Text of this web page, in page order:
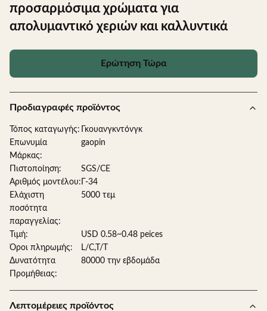
προσαρμόσιμα χρώματα για
απολυμαντικό χεριών και καλλυντικά
Ερώτηση Τώρα
Προδιαγραφές προϊόντος
Τόπος καταγωγής:
Γκουανγκντόνγκ
Επωνυμία
Μάρκας:
gaopin
Πιστοποίηση:
SGS/CE
Αριθμός μοντέλου: Γ-34
Ελάχιστη
ποσότητα
παραγγελίας:
5000 τεμ
Τιμή:
USD 0.58~0.48 peices
Όροι πληρωμής:
L/C,T/T
Δυνατότητα
Προμήθειας:
80000 την εβδομάδα
Λεπτομέρειες προϊόντος